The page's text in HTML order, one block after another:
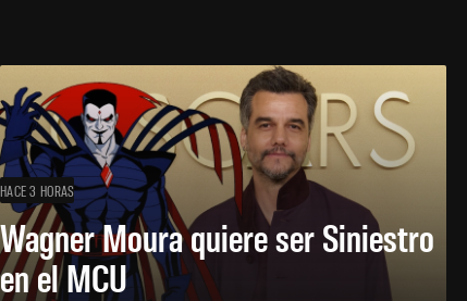
HACE 3 HORAS
Wagner Moura quiere ser Siniestro
en el MCU